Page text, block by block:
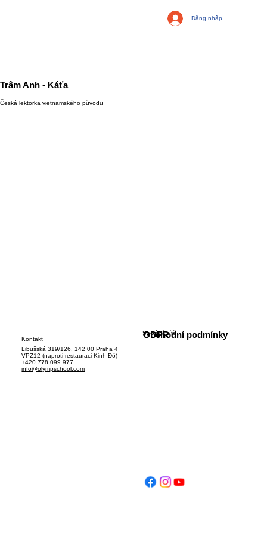
Đăng nhập
Trâm Anh - Káťa
Česká lektorka vietnamského původu
Sociální sítě
GDPR
Obchodní podmínky
Kontakt
Libušská 319/126, 142 00 Praha 4
VPZ12 (naproti restauraci Kinh Đô)
+420 778 099 977
info@olympschool.com